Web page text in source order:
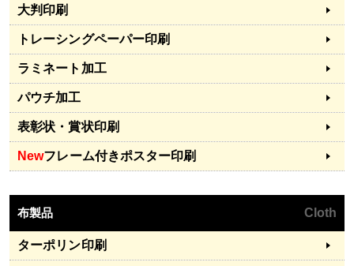
大判印刷
トレーシングペーパー印刷
ラミネート加工
パウチ加工
表彰状・賞状印刷
Newフレーム付きポスター印刷
布製品 Cloth
ターポリン印刷